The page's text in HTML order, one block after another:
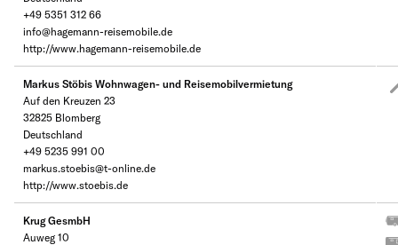
+49 5351 312 66
info@hagemann-reisemobile.de
http://www.hagemann-reisemobile.de
Markus Stöbis Wohnwagen- und Reisemobilvermietung
Auf den Kreuzen 23
32825 Blomberg
Deutschland
+49 5235 991 00
markus.stoebis@t-online.de
http://www.stoebis.de
Krug GesmbH
Auweg 10